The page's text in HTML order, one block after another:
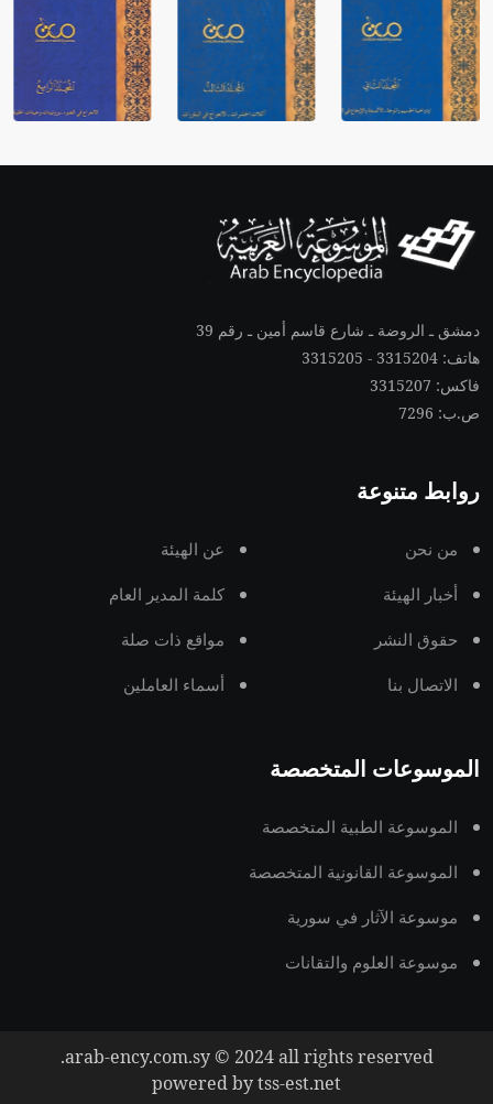
دمشق ـ الروضة ـ شارع قاسم أمين ـ رقم 39
هاتف: 3315204 - 3315205
فاكس: 3315207
ص.ب: 7296
روابط متنوعة
من نحن عن الهيئة
أخبار الهيئة كلمة المدير العام
حقوق النشر مواقع ذات صلة
الاتصال بنا أسماء العاملين
الموسوعات المتخصصة
الموسوعة الطبية المتخصصة
الموسوعة القانونية المتخصصة
موسوعة الآثار في سورية
موسوعة العلوم والتقانات
arab-ency.com.sy © 2024 all rights reserved.
powered by tss-est.net